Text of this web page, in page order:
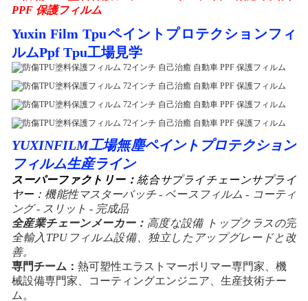
Yuxin Film Tpuペイントプロテクションフィ
ルムPpf Tpu工場見学
YUXINFILM工場無塵ペイントプロテクション
フィルム生産ライン
スーパーファクトリー： 統合サプライチェーンサプライ
ヤー：機能性マスターバッチ - ベースフィルム - コーティ
ング - スリット - 完成品
全産業チェーンメーカー： 高度な設備 トップクラスの完
全輸入TPUフィルム設備、独立したアップグレードと改
善。
専門チーム： 熱可塑性エラストマーポリマー専門家、機
械設備専門家、コーティングエンジニア、生産技術チー
ム。